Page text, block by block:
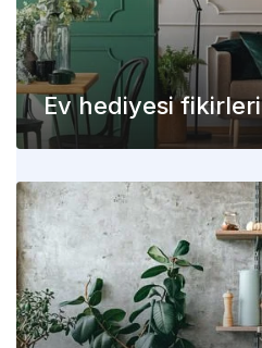
Ev hediyesi fikirleri